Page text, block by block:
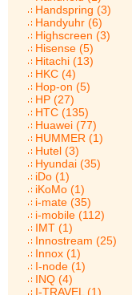
Handspring (3)
Handyuhr (6)
Highscreen (3)
Hisense (5)
Hitachi (13)
HKC (4)
Hop-on (5)
HP (27)
HTC (135)
Huawei (77)
HUMMER (1)
Hutel (3)
Hyundai (35)
iDo (1)
iKoMo (1)
i-mate (35)
i-mobile (112)
IMT (1)
Innostream (25)
Innox (1)
I-node (1)
INQ (4)
I-TRAVEL (1)